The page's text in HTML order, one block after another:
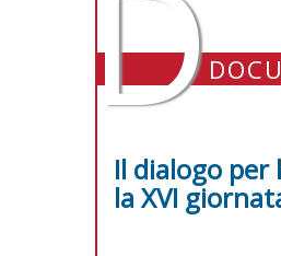
Il dialogo per
la XVI